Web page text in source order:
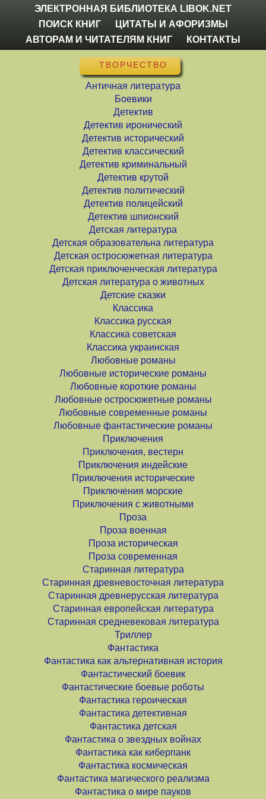
ЭЛЕКТРОННАЯ БИБЛИОТЕКА LIBOK.NET
ПОИСК КНИГ
ЦИТАТЫ И АФОРИЗМЫ
АВТОРАМ И ЧИТАТЕЛЯМ КНИГ
КОНТАКТЫ
ТВОРЧЕСТВО
Античная литература
Боевики
Детектив
Детектив иронический
Детектив исторический
Детектив классический
Детектив криминальный
Детектив крутой
Детектив политический
Детектив полицейский
Детектив шпионский
Детская литература
Детская образовательна литература
Детская остросюжетная литература
Детская приключенческая литература
Детская литература о животных
Детские сказки
Классика
Классика русская
Классика советская
Классика украинская
Любовные романы
Любовные исторические романы
Любовные короткие романы
Любовные остросюжетные романы
Любовные современные романы
Любовные фантастические романы
Приключения
Приключения, вестерн
Приключения индейские
Приключения исторические
Приключения морские
Приключения с животными
Проза
Проза военная
Проза историческая
Проза современная
Старинная литература
Старинная древневосточная литература
Старинная древнерусская литература
Старинная европейская литература
Старинная средневековая литература
Триллер
Фантастика
Фантастика как альтернативная история
Фантастический боевик
Фантастические боевые роботы
Фантастика героическая
Фантастика детективная
Фантастика детская
Фантастика о звездных войнах
Фантастика как киберпанк
Фантастика космическая
Фантастика магического реализма
Фантастика о мире пауков